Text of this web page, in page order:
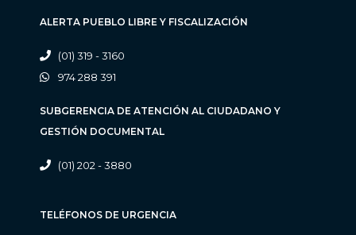
ALERTA PUEBLO LIBRE Y FISCALIZACIÓN
(01) 319 - 3160
974 288 391
SUBGERENCIA DE ATENCIÓN AL CIUDADANO Y
GESTIÓN DOCUMENTAL
(01) 202 - 3880
TELÉFONOS DE URGENCIA